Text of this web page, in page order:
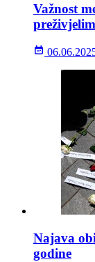
Važnost
Najava
godine